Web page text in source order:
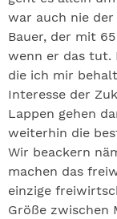
war auch nie der
Bauer, der mit
wenn er das tut.
die ich mir
Interesse der
Lappen gehen
weiterhin die
Wir beackern
machen das
einzige
Größe zwischen